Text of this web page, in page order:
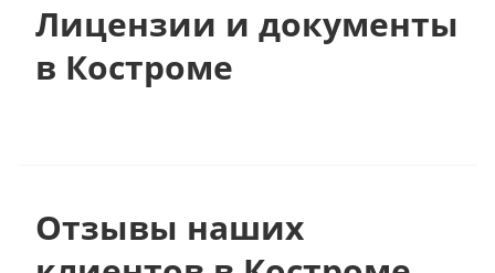
Лицензии и документы
в Костроме
Отзывы наших